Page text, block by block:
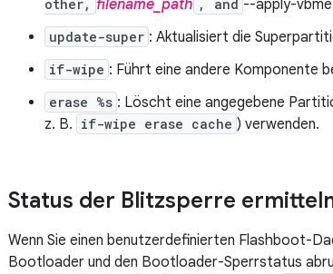
other, filename_path , and --apply-
update-super : Aktualisiert die
if-wipe : Führt eine andere Komponente
erase %s : Löscht eine angegebene
z. B. if-wipe erase cache ) verwenden.
Status der Blitzsperre
Wenn Sie einen benutzerdefinierten Flashboot-
Bootloader und den Bootloader-Sperrstatus